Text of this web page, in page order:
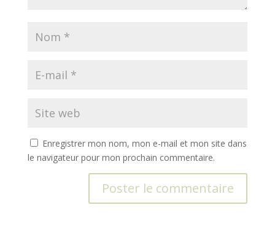
Enregistrer mon nom, mon e-mail et mon site dans
le navigateur pour mon prochain commentaire.